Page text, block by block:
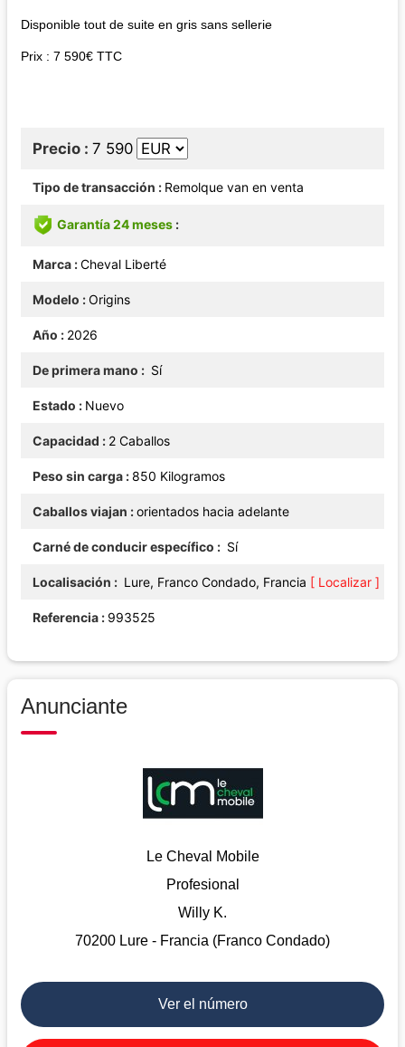
Disponible tout de suite en gris sans sellerie
Prix : 7 590€ TTC
Precio 7 590
Tipo de transacción Remolque van en venta
Garantía 24 meses
Marca Cheval Liberté
Modelo Origins
Año 2026
De primera mano Sí
Estado Nuevo
Capacidad 2 Caballos
Peso sin carga 850 Kilogramos
Caballos viajan orientados hacia adelante
Carné de conducir específico Sí
Localisación Lure, Franco Condado, Francia [ Localizar ]
Referencia 993525
Anunciante
Le Cheval Mobile
Profesional
Willy K.
70200 Lure - Francia (Franco Condado)
Ver el número